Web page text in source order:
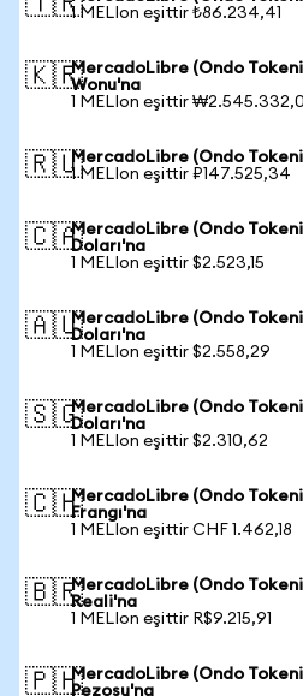
1 MELIon eşittir ₺86.234,41
🇰🇷MercadoLibre (Ondo
Wonu'na
1 MELIon eşittir
🇷🇺MercadoLibre (Ondo
1 MELIon eşittir ₽147.525,34
🇨🇦MercadoLibre (Ondo
Doları'na
1 MELIon eşittir $2.523,15
🇦🇺MercadoLibre (Ondo
Doları'na
1 MELIon eşittir $2.558,29
🇸🇬MercadoLibre (Ondo
Doları'na
1 MELIon eşittir $2.310,62
🇨🇭MercadoLibre (Ondo
Frangı'na
1 MELIon eşittir CHF 1.462,18
🇧🇷MercadoLibre (Ondo
Reali'na
1 MELIon eşittir R$9.215,91
🇵🇭MercadoLibre (Ondo
Pezosu'na